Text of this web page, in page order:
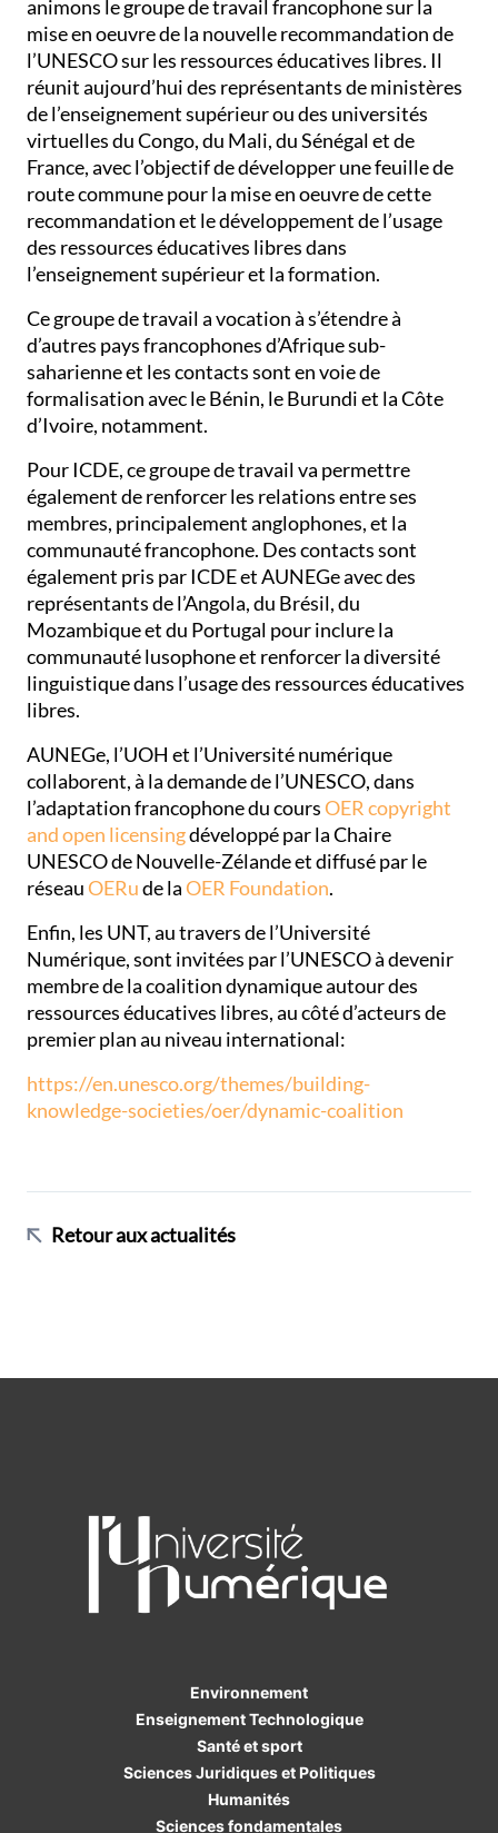
animons le groupe de travail francophone sur la
mise en oeuvre de la nouvelle recommandation de
l’UNESCO sur les ressources éducatives libres. Il
réunit aujourd’hui des représentants de ministères
de l’enseignement supérieur ou des universités
virtuelles du Congo, du Mali, du Sénégal et de
France, avec l’objectif de développer une feuille de
route commune pour la mise en oeuvre de cette
recommandation et le développement de l’usage
des ressources éducatives libres dans
l’enseignement supérieur et la formation.
Ce groupe de travail a vocation à s’étendre à
d’autres pays francophones d’Afrique sub-
saharienne et les contacts sont en voie de
formalisation avec le Bénin, le Burundi et la Côte
d’Ivoire, notamment.
Pour ICDE, ce groupe de travail va permettre
également de renforcer les relations entre ses
membres, principalement anglophones, et la
communauté francophone. Des contacts sont
également pris par ICDE et AUNEGe avec des
représentants de l’Angola, du Brésil, du
Mozambique et du Portugal pour inclure la
communauté lusophone et renforcer la diversité
linguistique dans l’usage des ressources éducatives
libres.
AUNEGe, l’UOH et l’Université numérique
collaborent, à la demande de l’UNESCO, dans
l’adaptation francophone du coursOER copyright
and open licensingdéveloppé par la Chaire
UNESCO de Nouvelle-Zélande et diffusé par le
réseauOERude laOER Foundation.
Enfin, les UNT, au travers de l’Université
Numérique, sont invitées par l’UNESCO à devenir
membre de la coalition dynamique autour des
ressources éducatives libres, au côté d’acteurs de
premier plan au niveau international:
https://en.unesco.org/themes/building-
knowledge-societies/oer/dynamic-coalition
Retour aux actualités
Environnement
Enseignement Technologique
Santé et sport
Sciences Juridiques et Politiques
Humanités
Sciences fondamentales